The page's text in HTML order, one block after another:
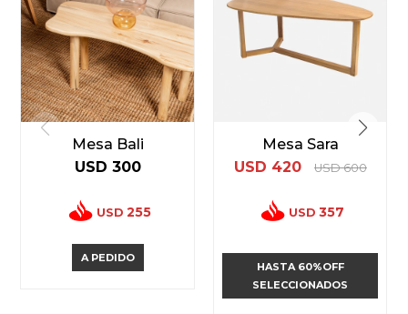
Mesa Bali
USD 300
USD 255
A PEDIDO
Mesa Sara
USD 420 USD 600
USD 357
HASTA 60%OFF
SELECCIONADOS